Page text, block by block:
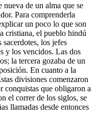
de un alma que se
Para comprenderla
un poco lo que son
cristiana, el pueblo hindú
los jefes
y los vencidos. Las dos
la tercera gozaba de un
En cuanto a la
divisiones comenzaron
conquistas que obligaron a
el correr de los siglos, se
llamadas desde entonces